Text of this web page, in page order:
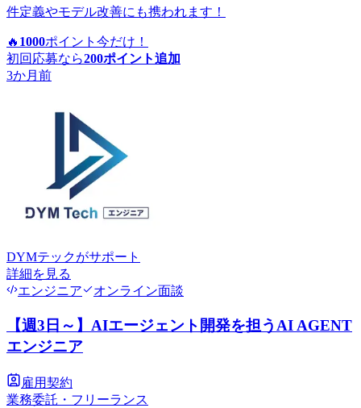
件定義やモデル改善にも携われます！
🔥 1000ポイント 今だけ！
初回応募なら200ポイント追加
3か月前
DYMテックがサポート
詳細を見る
エンジニア
オンライン面談
【週3日～】AIエージェント開発を担うAI AGENT
エンジニア
雇用契約
業務委託・フリーランス